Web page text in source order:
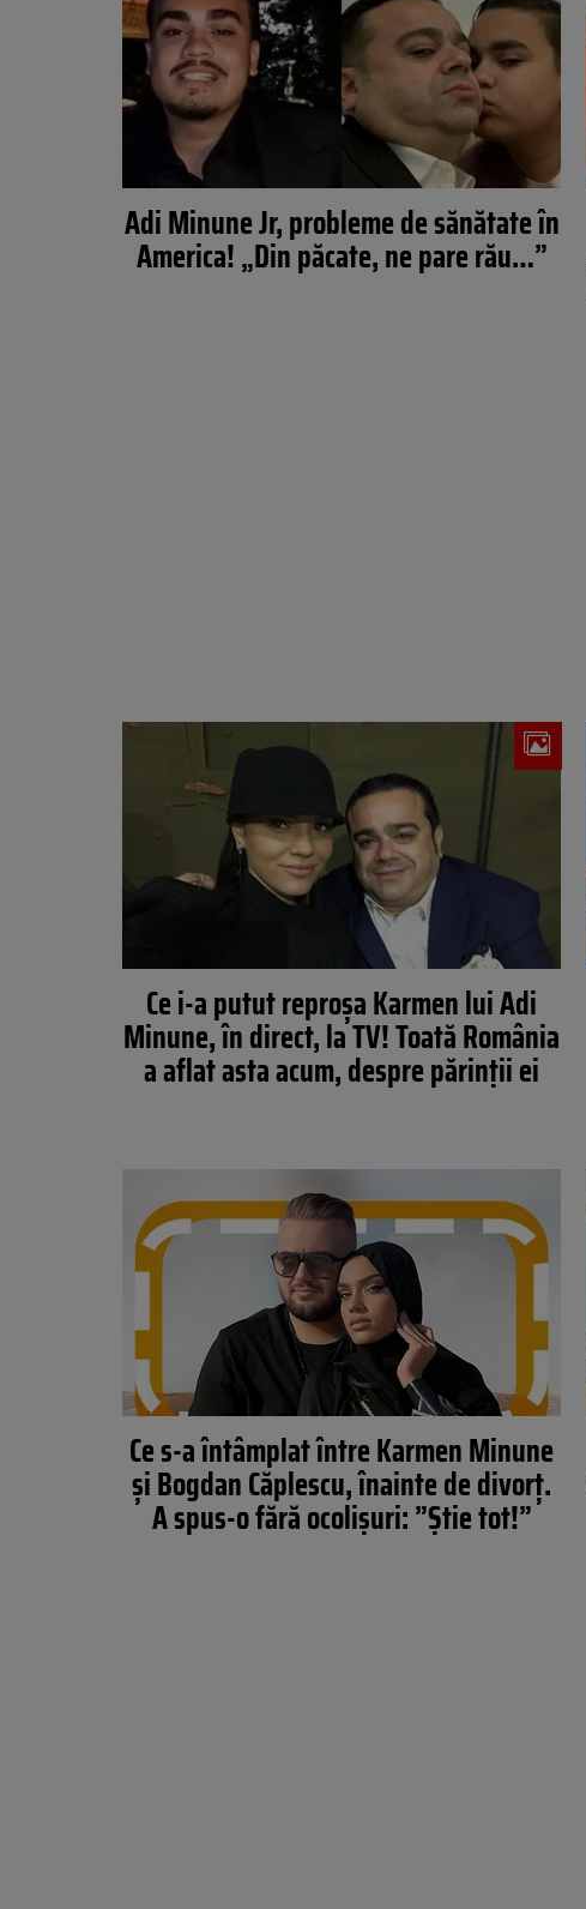
Adi Minune Jr, probleme de sănătate în
America! „Din păcate, ne pare rău…”
Ce i-a putut reproșa Karmen lui Adi
Minune, în direct, la TV! Toată România
a aflat asta acum, despre părinții ei
Ce s-a întâmplat între Karmen Minune
și Bogdan Căplescu, înainte de divorț.
A spus-o fără ocolișuri: ”Știe tot!”